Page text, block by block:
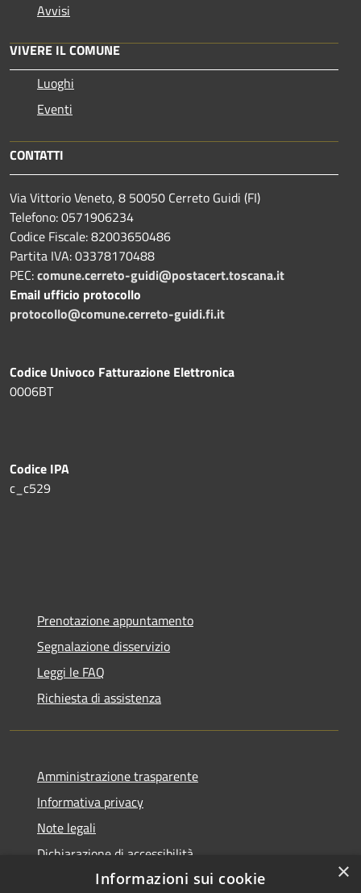
Avvisi
VIVERE IL COMUNE
Luoghi
Eventi
CONTATTI
Via Vittorio Veneto, 8 50050 Cerreto Guidi (FI)
Telefono: 0571906234
Codice Fiscale: 82003650486
Partita IVA: 03378170488
PEC:comune.cerreto-guidi@postacert.toscana.it
Email ufficio protocollo
protocollo@comune.cerreto-guidi.fi.it
Codice Univoco Fatturazione Elettronica
0006BT
Codice IPA
c_c529
Prenotazione appuntamento
Segnalazione disservizio
Leggi le FAQ
Richiesta di assistenza
Amministrazione trasparente
Informativa privacy
Note legali
Dichiarazione di accessibilità
×
Informazioni sui cookie